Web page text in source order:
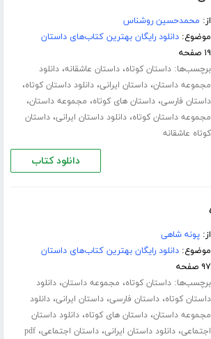
از: محمدحسین روشناس
موضوع:دانلود رایگان بهترین کتاب‌های داستان
۱۹ صفحه
برچسب‌ها:داستان کوتاه،داستان عاشقانه،دانلود
مجموعه داستان،داستان ایرانی،دانلود داستان کوتاه،
داستان فارسی،داستان های کوتاه، مجموعه داستان،
مجموعه داستان کوتاه،دانلود داستان ایرانی،داستان
کوتاه عاشقانه
دانلود کتاب
از:پونه شاهی
موضوع:دانلود رایگان بهترین کتاب‌های داستان
۹۷ صفحه
برچسب‌ها:داستان کوتاه، مجموعه داستان،دانلود
داستان کوتاه،داستان فارسی،داستان ایرانی،دانلود
مجموعه داستان،داستان های کوتاه،دانلود داستان
اجتماعی،دانلود داستان ایرانی،داستان اجتماعی،pdf